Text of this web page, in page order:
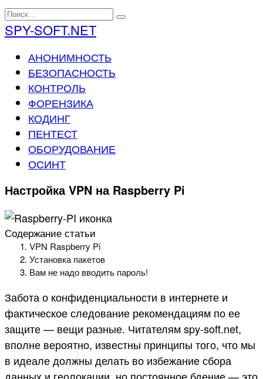
Перейти
к
содержанию
Search
for:
SPY-SOFT.NET
АНОНИМНОСТЬ
БЕЗОПАСНОСТЬ
КОНТРОЛЬ
ФОРЕНЗИКА
КОДИНГ
ПЕНТЕСТ
ОБОРУДОВАНИЕ
ОСИНТ
Настройка VPN на Raspberry Pi
Содержание статьи
VPN Raspberry Pi
Установка пакетов
Вам не надо вводить пароль!
Забота о конфиденциальности в интернете и
фактическое следование рекомендациям по ее
защите — вещи разные. Читателям spy-soft.net,
вполне вероятно, известны принципы того, что мы
в идеале должны делать во избежание сбора
данных и геолокации, но постоянное бдение — это